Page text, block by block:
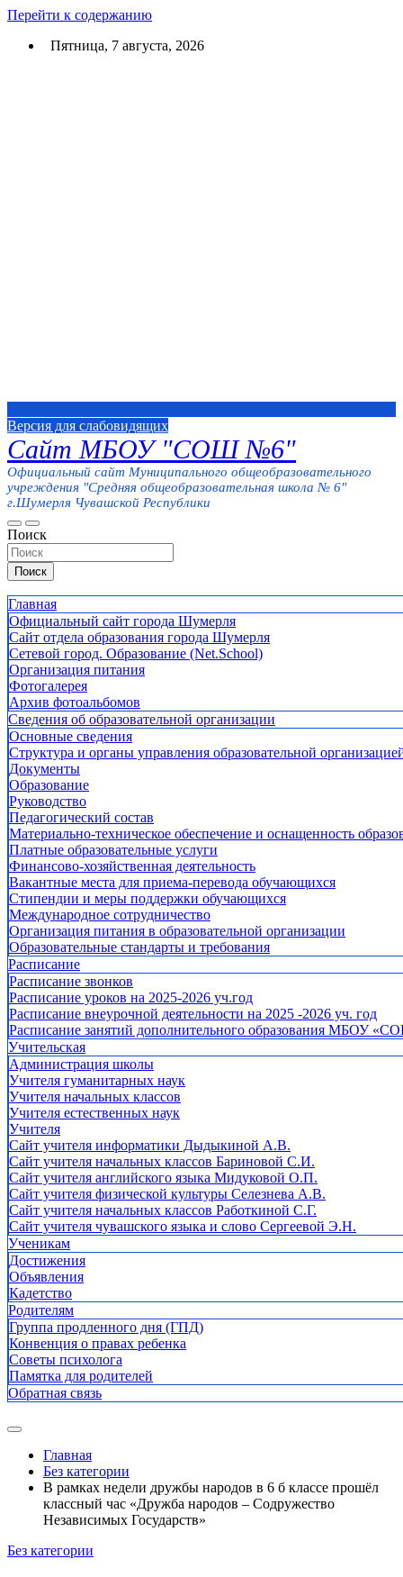
Перейти к содержанию
Пятница, 7 августа, 2026
Версия для слабовидящих
Сайт МБОУ "СОШ №6"
Официальный сайт Муниципального общеобразовательного
учреждения "Средняя общеобразовательная школа № 6"
г.Шумерля Чувашской Республики
Поиск
Поиск
Главная
Официальный сайт города Шумерля
Сайт отдела образования города Шумерля
Сетевой город. Образование (Net.School)
Организация питания
Фотогалерея
Архив фотоальбомов
Сведения об образовательной организации
Основные сведения
Структура и органы управления образовательной
Документы
Образование
Руководство
Педагогический состав
Материально-техническое обеспечение и оснащенность
Платные образовательные услуги
Финансово-хозяйственная деятельность
Вакантные места для приема-перевода обучающихся
Стипендии и меры поддержки обучающихся
Международное сотрудничество
Организация питания в образовательной организации
Образовательные стандарты и требования
Расписание
Расписание звонков
Расписание уроков на 2025-2026 уч.год
Расписание внеурочной деятельности на 2025 -2026 уч. год
Расписание занятий дополнительного образования МБОУ
Учительская
Администрация школы
Учителя гуманитарных наук
Учителя начальных классов
Учителя естественных наук
Учителя
Cайт учителя информатики Дыдыкиной А.В.
Сайт учителя начальных классов Бариновой С.И.
Сайт учителя английского языка Мидуковой О.П.
Сайт учителя физической культуры Селезнева А.В.
Сайт учителя начальных классов Работкиной С.Г.
Сайт учителя чувашского языка и слово Сергеевой Э.Н.
Ученикам
Достижения
Объявления
Кадетство
Родителям
Группа продленного дня (ГПД)
Конвенция о правах ребенка
Советы психолога
Памятка для родителей
Обратная связь
Главная
Без категории
В рамках недели дружбы народов в 6 б классе прошёл
классный час «Дружба народов – Содружество
Независимых Государств»
Без категории